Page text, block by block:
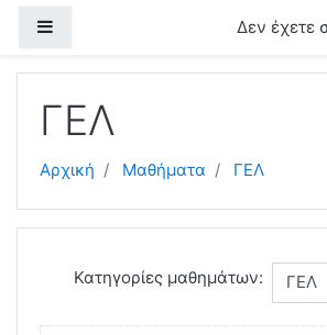
Δεν έχετε
ΓΕΛ
Αρχική Μαθήματα ΓΕΛ
Κατηγορίες μαθημάτων: